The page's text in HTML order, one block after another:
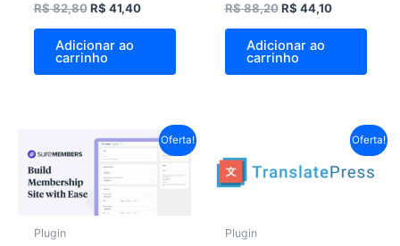
R$82,80 R$ 41,40
Adicionar ao
carrinho
R$88,20 R$ 44,10
Adicionar ao
carrinho
Oferta!
Plugin
O
preço
original
era:
R$ 995,00.
O
preço
atual
Oferta!
Plugin
original
era:
preço
atual
é: